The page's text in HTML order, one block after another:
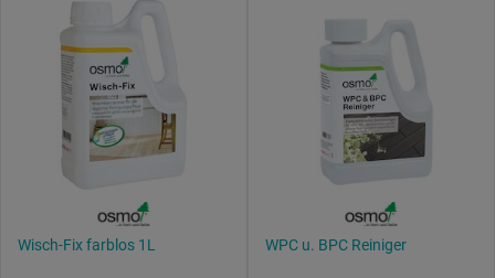
Wisch-Fix farblos 1L WPC u. BPC Reiniger